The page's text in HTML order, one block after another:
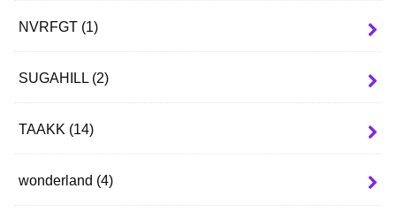
NVRFGT (1)
SUGAHILL (2)
TAAKK (14)
wonderland (4)